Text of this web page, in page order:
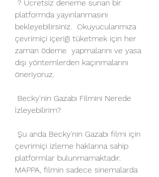
platformda yayınlanmasını
bekleyebilirsiniz.  Okuyucularımıza
çevrimiçi içeriği tüketmek için her
zaman ödeme  yapmalarını ve yasa
dışı yöntemlerden kaçınmalarını
öneriyoruz.
İzleyebilirim?
çevrimiçi izleme haklarına sahip
platformlar bulunmamaktadır.
MAPPA, filmin sadece sinemalarda